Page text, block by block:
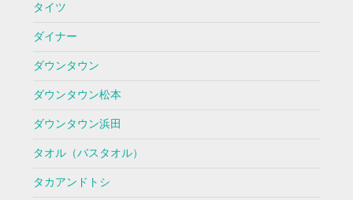
タイツ
ダイナー
ダウンタウン
ダウンタウン松本
ダウンタウン浜田
タオル（バスタオル）
タカアンドトシ